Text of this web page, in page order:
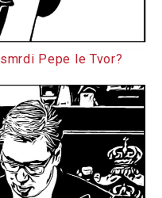
Pepe le Tvor?